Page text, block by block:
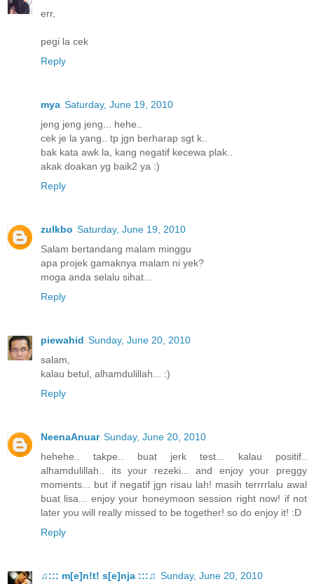
err,
pegi la cek
Reply
mya Saturday, June 19, 2010
jeng jeng jeng... hehe..
cek je la yang.. tp jgn berharap sgt k..
bak kata awk la, kang negatif kecewa plak..
akak doakan yg baik2 ya :)
Reply
zulkbo Saturday, June 19, 2010
Salam bertandang malam minggu
apa projek gamaknya malam ni yek?
moga anda selalu sihat...
Reply
piewahid Sunday, June 20, 2010
salam,
kalau betul, alhamdulillah... :)
Reply
NeenaAnuar Sunday, June 20, 2010
hehehe.. takpe.. buat jerk test... kalau positif..
alhamdulillah.. its your rezeki... and enjoy your preggy
moments... but if negatif jgn risau lah! masih terrrrlalu awal
buat lisa... enjoy your honeymoon session right now! if not
later you will really missed to be together! so do enjoy it! :D
Reply
♫::: m[e]n!t! s[e]nja :::♫ Sunday, June 20, 2010